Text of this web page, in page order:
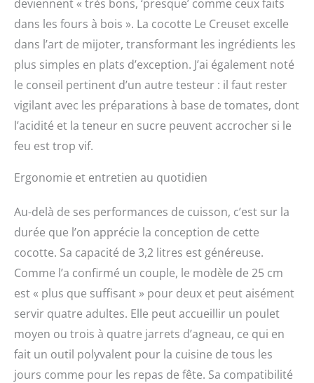
conservera votre plat au
chaud longtemps. Sa
forte inertie permet de
maintenir au chaud
après cuisson, même
tout feux éteint.<P>
Chaque pièce est
fabriquée à partir d’un
moule en sable
depuis 1925, elle est
donc unique, d’une
garantie à vie à travers le
monde et les générations
<b>Nombre de
parts</b>: 4 Personne(s)
<b>Température
four</b>: 250 °C
Compatible au lave
vaisselle
deviennent « très bons, ‘presque’ comme ceux faits
dans les fours à bois ». La cocotte Le Creuset excelle
dans l’art de mijoter, transformant les ingrédients les
plus simples en plats d’exception. J’ai également noté
le conseil pertinent d’un autre testeur : il faut rester
vigilant avec les préparations à base de tomates, dont
l’acidité et la teneur en sucre peuvent accrocher si le
feu est trop vif.
Ergonomie et entretien au quotidien
Au-delà de ses performances de cuisson, c’est sur la
durée que l’on apprécie la conception de cette
cocotte. Sa capacité de 3,2 litres est généreuse.
Comme l’a confirmé un couple, le modèle de 25 cm
est « plus que suffisant » pour deux et peut aisément
servir quatre adultes. Elle peut accueillir un poulet
moyen ou trois à quatre jarrets d’agneau, ce qui en
fait un outil polyvalent pour la cuisine de tous les
jours comme pour les repas de fête. Sa compatibilité